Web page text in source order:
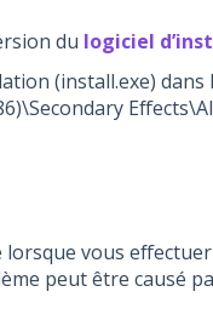
du logiciel
(install.exe)
vous
peut être causé